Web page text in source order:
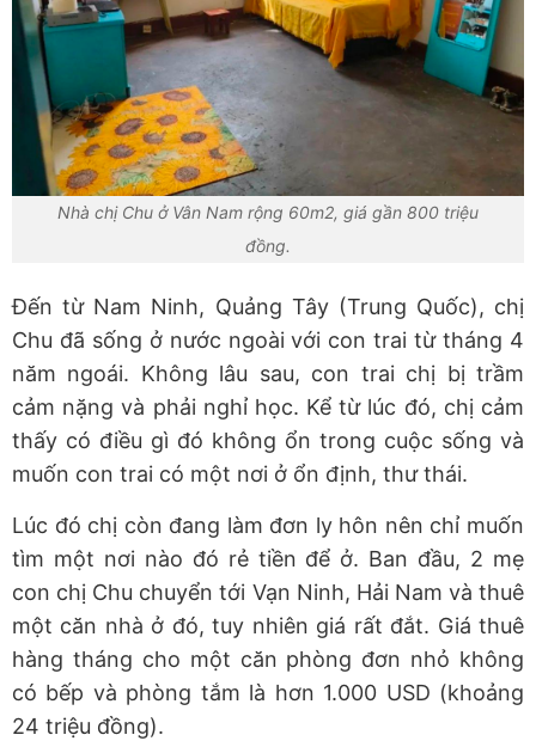
Nhà chị Chu ở Vân Nam rộng 60m2, giá gần 800 triệu
đồng.
Đến từ Nam Ninh, Quảng Tây (Trung Quốc), chị
Chu đã sống ở nước ngoài với con trai từ tháng 4
năm ngoái. Không lâu sau, con trai chị bị trầm
cảm nặng và phải nghỉ học. Kể từ lúc đó, chị cảm
thấy có điều gì đó không ổn trong cuộc sống và
muốn con trai có một nơi ở ổn định, thư thái.
Lúc đó chị còn đang làm đơn ly hôn nên chỉ muốn
tìm một nơi nào đó rẻ tiền để ở. Ban đầu, 2 mẹ
con chị Chu chuyển tới Vạn Ninh, Hải Nam và thuê
một căn nhà ở đó, tuy nhiên giá rất đắt. Giá thuê
hàng tháng cho một căn phòng đơn nhỏ không
có bếp và phòng tắm là hơn 1.000 USD (khoảng
24 triệu đồng).